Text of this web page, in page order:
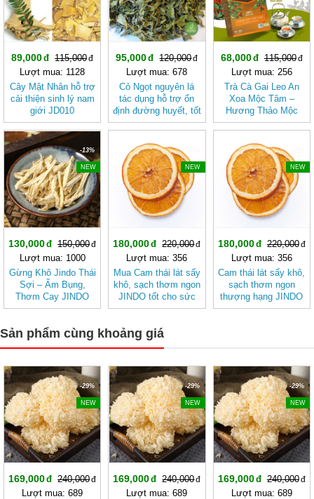
89,000
115,000
Lượt mua: 1128
Cây Mật Nhân hỗ trợ
cải thiện sinh lý nam
giới JD010
95,000
120,000
Lượt mua: 678
Cỏ Ngọt nguyên lá
tác dụng hỗ trợ ổn
định đường huyết, tốt
cho người tiểu
cao JD012
68,000
115,000
Lượt mua: 256
Trà Cà Gai Leo An
Xoa Mộc Tâm –
Hương Thảo Mộc
Cho Ngày Thư Thái
-13%
NEW
130,000
150,000
Lượt mua: 1000
Gừng Khô Jindo Thái
Sợi – Ấm Bụng,
Thơm Cay JINDO
NEW
180,000
220,000
Lượt mua: 356
Mua Cam thái lát sấy
khô, sạch thơm ngon
JINDO tốt cho sức
khỏe
NEW
180,000
220,000
Lượt mua: 356
Cam thái lát sấy khô,
sạch thơm ngon
thượng hạng JINDO
tốt cho sức khỏe
Sản phẩm cùng khoảng giá
-29%
NEW
169,000
240,000
Lượt mua: 689
-29%
NEW
169,000
240,000
Lượt mua: 689
-29%
NEW
169,000
240,000
Lượt mua: 689